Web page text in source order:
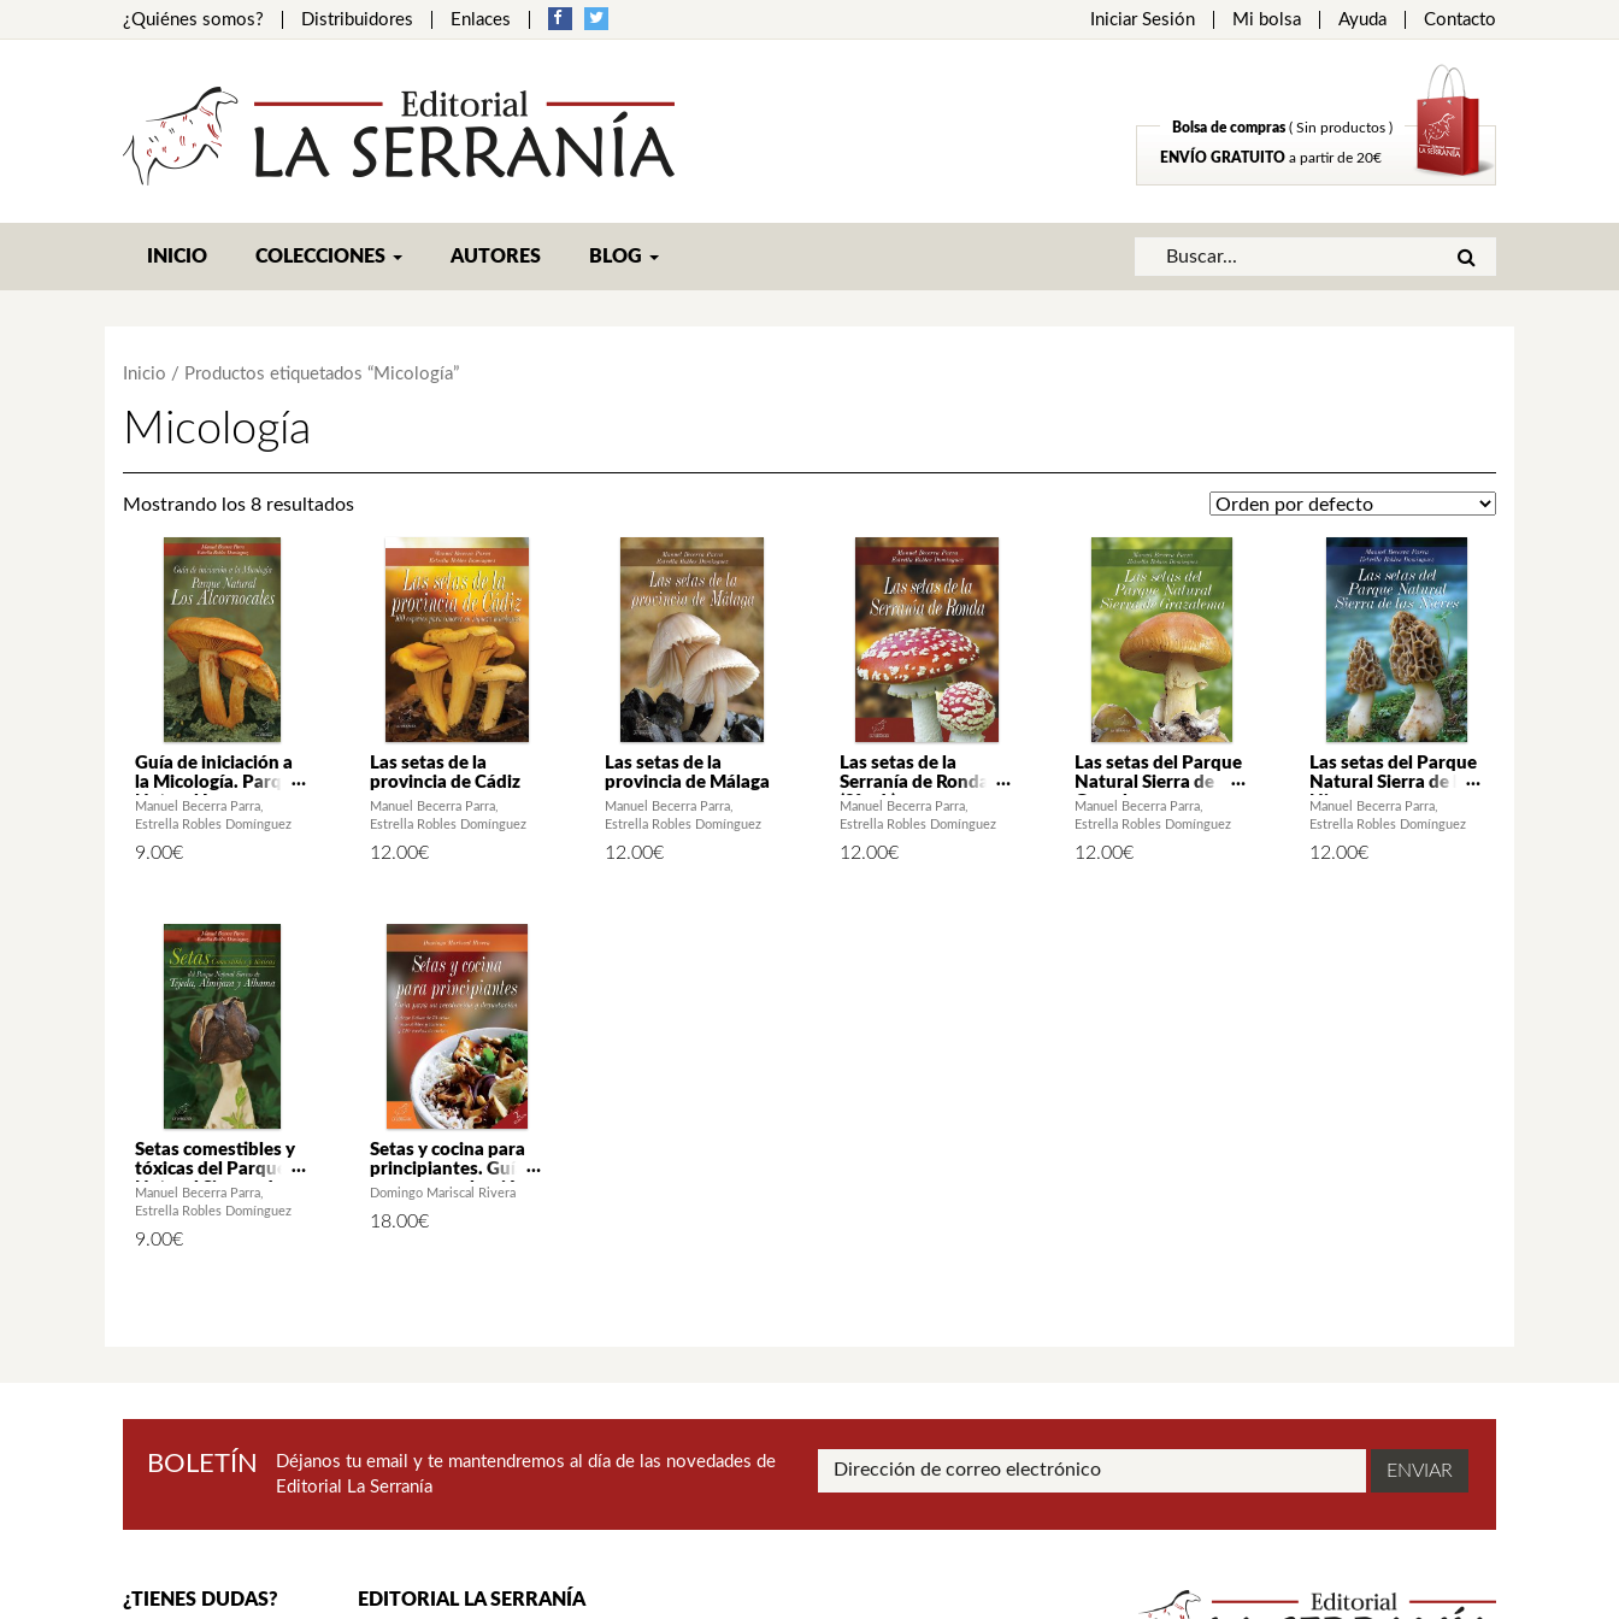
¿Quiénes somos? Distribuidores Enlaces Iniciar Sesión Mi bolsa Ayuda Contacto
Bolsa de compras ( Sin productos )
ENVÍO GRATUITO a partir de 20€
INICIO COLECCIONES AUTORES BLOG
Inicio / Productos etiquetados “Micología”
Micología
Mostrando los 8 resultados
Guía de iniciación a
la Micología. Parque
Natural Los
Alcornocales
Manuel Becerra Parra
Estrella Robles Domínguez
9.00€
Las setas de la
provincia de Cádiz
Manuel Becerra Parra
Estrella Robles Domínguez
12.00€
Las setas de la
provincia de Málaga
Manuel Becerra Parra
Estrella Robles Domínguez
12.00€
Las setas de la
Serranía de Ronda
(2ª ed.)
Manuel Becerra Parra
Estrella Robles Domínguez
12.00€
Las setas del Parque
Natural Sierra de
Grazalema
Manuel Becerra Parra
Estrella Robles Domínguez
12.00€
Las setas del Parque
Natural Sierra de las
Nieves
Manuel Becerra Parra
Estrella Robles Domínguez
12.00€
Setas comestibles y
tóxicas del Parque
Natural Sierras de
Tejeda, Almijara y
Manuel Becerra Parra
Estrella Robles Domínguez
9.00€
Setas y cocina para
principiantes. Guía
para su recolección y
Domingo Mariscal Rivera
18.00€
BOLETÍN
Déjanos tu email y te mantendremos al día de las novedades de
Editorial La Serranía
¿TIENES DUDAS? EDITORIAL LA SERRANÍA